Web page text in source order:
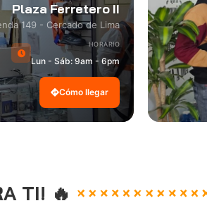
Plaza Ferretero II
149 - Cercado de Lima
HORARIO
Lun - Sáb: 9am - 6pm
Cómo llegar
TI! 🔥